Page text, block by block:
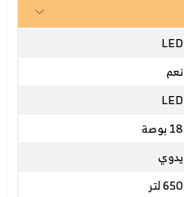
LED
نعم
LED
18 بوصة
يدوي
650 لتر